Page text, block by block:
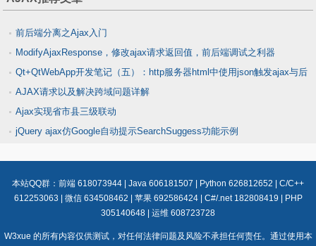
前后端分离之Ajax入门
ModifyAjaxResponse，修改ajax请求返回值，前后端调试之利器
Qt+QtWebApp开发笔记（五）：http服务器html中使用json触发ajax与后
台交互实现数据更新传递
AJAX请求以及解决跨域问题详解
Ajax实现省市县三级联动
jQuery ajax仿Google自动提示SearchSuggess功能示例
本站QQ群： 前端 618073944 | Java 606181507 | Python 626812652 | C/C++
612253063 | 微信 634508462 | 苹果 692586424| C#/.net 182808419 | PHP
305140648 | 运维 608723728
W3xue 的所有内容仅供测试，对任何法律问题及风险不承担任何责任。通过使用本